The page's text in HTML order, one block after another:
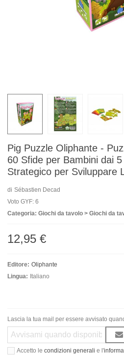
Pig Puzzle Oliphante -
60 Sfide per Bambini dai
Strategico per Sviluppare
di Sébastien Decad
Voto GYF: 6
Categoria: Giochi da tavolo > Giochi da
12,95 €
Editore: Oliphante
Lingua: Italiano
Lascia la tua mail per essere avvisato
Accetto le condizioni generali e l'